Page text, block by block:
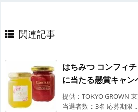
関連記事
はちみつ コンフィ
に当たる懸賞キャン
提供：TOKYO GROWN
当選者数：3名 応募期限